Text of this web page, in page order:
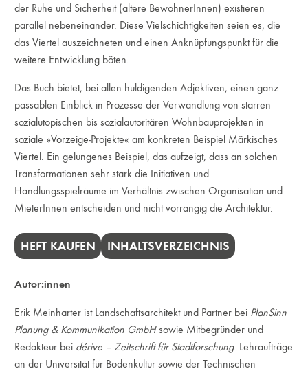
der Ruhe und Sicherheit (ältere BewohnerInnen) existieren
parallel nebeneinander. Diese Vielschichtigkeiten seien es, die
das Viertel auszeichneten und einen Anknüpfungspunkt für die
weitere Entwicklung böten.
Das Buch bietet, bei allen huldigenden Adjektiven, einen ganz
passablen Einblick in Prozesse der Verwandlung von starren
sozialutopischen bis sozialautoritären Wohnbauprojekten in
soziale »Vorzeige-Projekte« am konkreten Beispiel Märkisches
Viertel. Ein gelungenes Beispiel, das aufzeigt, dass an solchen
Transformationen sehr stark die Initiativen und
Handlungsspielräume im Verhältnis zwischen Organisation und
MieterInnen entscheiden und nicht vorrangig die Architektur.
HEFT KAUFEN INHALTSVERZEICHNIS
Autor:innen
Erik Meinharter ist Landschaftsarchitekt und Partner bei PlanSinn
Planung & Kommunikation GmbHsowie Mitbegründer und
Redakteur bei dérive – Zeitschrift für Stadtforschung. Lehraufträge
an der Universität für Bodenkultur sowie der Technischen